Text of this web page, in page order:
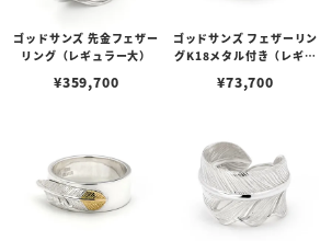
ゴッドサンズ 先金フェザー
リング（レギュラー大）
¥359,700
ゴッドサンズ フェザーリン
グK18メタル付き（レギュ
¥73,700